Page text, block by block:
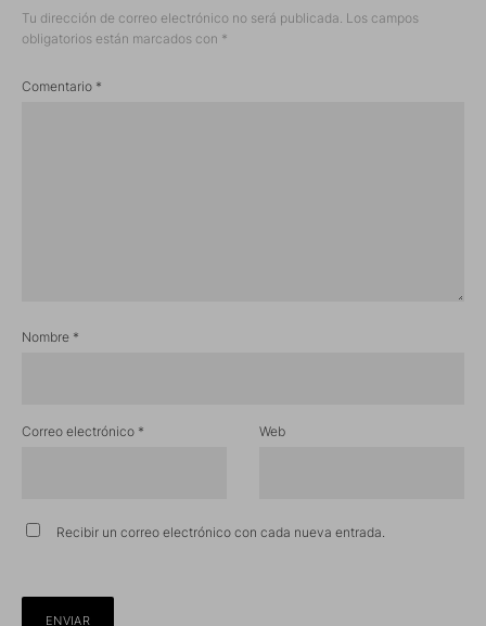
Tu dirección de correo electrónico no será publicada. Los campos
obligatorios están marcados con *
Comentario *
Nombre *
Correo electrónico * Web
Recibir un correo electrónico con cada nueva entrada.